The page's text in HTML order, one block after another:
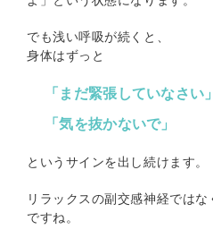
でも浅い呼吸が続くと、
身体はずっと
「まだ緊張していなさい」
「気を抜かないで」
というサインを出し続けます。
リラックスの副交感神経では
ですね。